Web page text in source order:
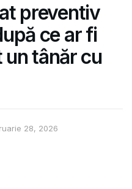
preventiv
ce ar fi
tânăr cu
28, 2026